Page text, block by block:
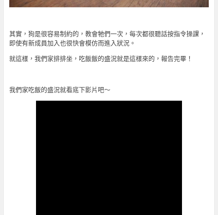
其實，狗是很容易制約的，教會牠們一次，每次都很聽話按指令操課，
即使有新成員加入也很快會模仿而進入狀況。
就這樣，我們家排排坐，吃飯飯的盛況就是這樣來的，報告完畢！
我們家吃飯的盛況就看底下影片吧～